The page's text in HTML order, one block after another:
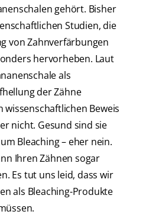
gehört. Bisher
Studien, die
von Zahnverfärbungen
hervorheben. Laut
als
der Zähne
Beweis
nicht. Gesund sind sie
Bleaching – eher nein.
Ihren Zähnen sogar
Es tut uns leid, dass wir
als Bleaching-Produkte